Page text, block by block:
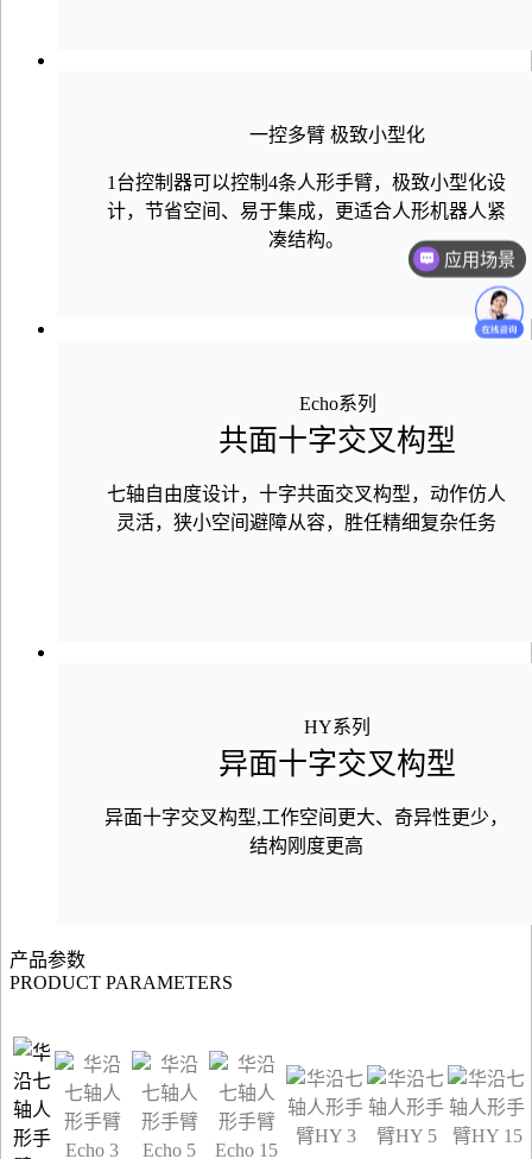
一控多臂 极致小型化
1台控制器可以控制4条人形手臂，极致小型化设
计，节省空间、易于集成，更适合人形机器人紧
凑结构。
Echo系列
共面十字交叉构型
七轴自由度设计，十字共面交叉构型，动作仿人
灵活，狭小空间避障从容，胜任精细复杂任务
HY系列
异面十字交叉构型
异面十字交叉构型,工作空间更大、奇异性更少，
结构刚度更高
产品参数
PRODUCT PARAMETERS
应用场景
价格咨询